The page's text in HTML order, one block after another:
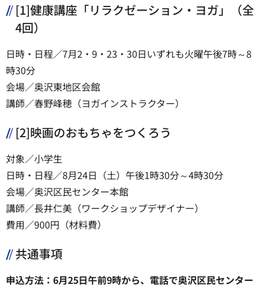
[1]健康講座「リラクゼーション・ヨガ」（全
4回）
日時・日程／7月2・9・23・30日いずれも火曜午後7時～8
時30分
会場／奥沢東地区会館
講師／春野峰穂（ヨガインストラクター）
[2]映画のおもちゃをつくろう
対象／小学生
日時・日程／8月24日（土）午後1時30分～4時30分
会場／奥沢区民センター本館
講師／長井仁美（ワークショップデザイナー）
費用／900円（材料費）
共通事項
申込方法：6月25日午前9時から、電話で奥沢区民センター